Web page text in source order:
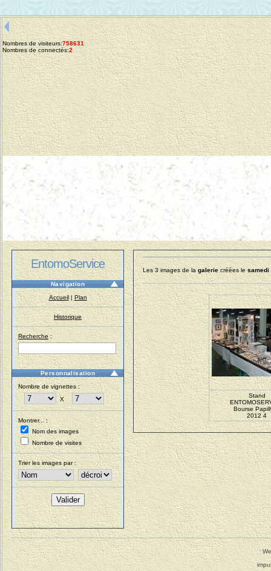
Nombres de visiteurs:758631
Nombres de connectés:2
EntomoService
Navigation
Accueil|Plan
Historique
Recherche :
Personnalisation
Nombre de vignettes :
X
Montrer... :
Nom des images
Nombre de visites
Trier les images par :
Les 3 images de lagaleriecréées lesamedi
Stand
Bourse
2012 4